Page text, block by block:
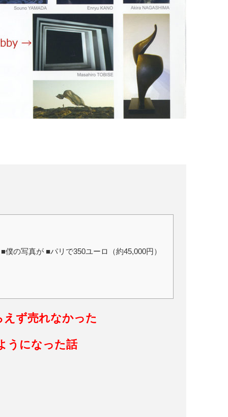
の写真が ■パリで350ユーロ（約45,000円）
ず売れなかった
うになった話